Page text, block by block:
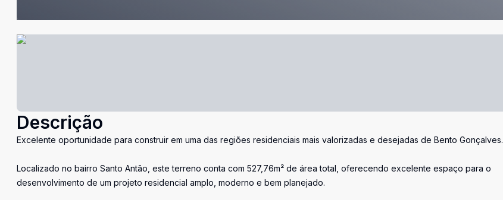
Descrição
Excelente oportunidade para construir em uma das regiões residenciais mais valorizadas e desejadas de Bento Gonçalves.
Localizado no bairro Santo Antão, este terreno conta com 527,76m² de área total, oferecendo excelente espaço para o
desenvolvimento de um projeto residencial amplo, moderno e bem planejado.